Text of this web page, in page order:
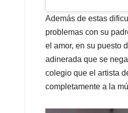
Además de estas
problemas con su
el amor, en su puesto
adinerada que se
colegio que el artista
completamente a la